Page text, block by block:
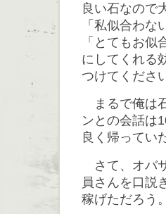
良い石なので
「私似合わ
「とてもお
にしてくれる
つけてくださ
まるで俺は
ンとの会話は
良く帰ってい
さて、オバ
員さんを口説
稼げただろう。